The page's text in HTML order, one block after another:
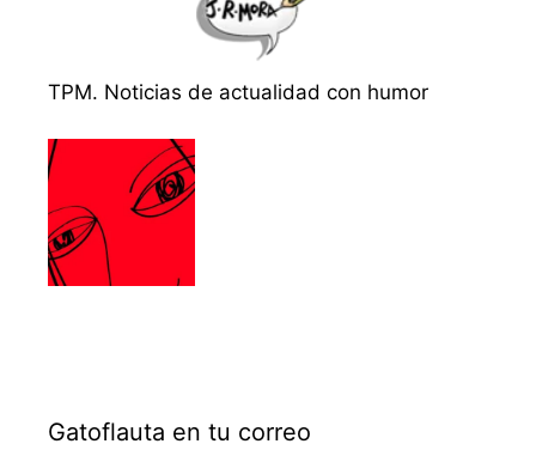
TPM. Noticias de actualidad con humor
Gatoflauta en tu correo